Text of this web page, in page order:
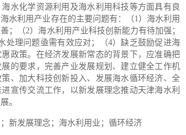
水化学资源利用及海水利用科技等方面具有良
水利用产业存在的主要问题有：（1）海水利用
；（2）海水利用产业科技创新能力有待加强；
处理问题亟需有效应对；（4）缺乏鼓励促进海
政策。在经济发展新常态的背景下，应准确把
的要求，完善产业发展规划、建立健全工作机
、加大科技创新投入、发展海水循环经济、全
宣传交流工作，以新发展理念推动天津海水利
。
新发展理念；海水利用业；循环经济